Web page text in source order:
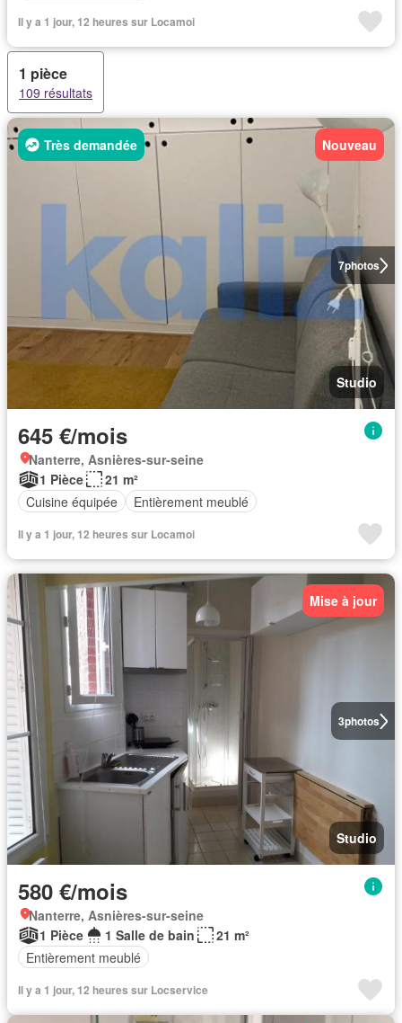
Il y a 1 jour, 12 heures sur Locamoi
1 pièce
109 résultats
7photos
Très demandée Nouveau
Studio
645 €/mois
Nanterre, Asnières-sur-seine
1 Pièce
21 m²
Cuisine équipée
Entièrement meublé
Il y a 1 jour, 12 heures sur Locamoi
3photos
Mise à jour
Studio
580 €/mois
Nanterre, Asnières-sur-seine
1 Pièce
1 Salle de bain
21 m²
Entièrement meublé
Il y a 1 jour, 12 heures sur Locservice